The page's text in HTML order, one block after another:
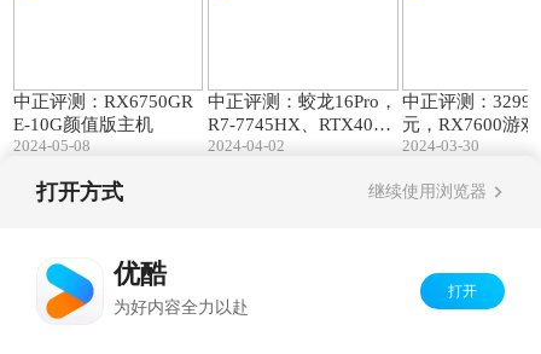
中正评测：RX6750GR
E-10G颜值版主机
2024-05-08
中正评测：蛟龙16Pro，
R7-7745HX、RTX4070
游戏本
2024-04-02
中正评测：
元，RX7600游
2024-03-30
打开方式 继续使用浏览器
优酷
为好内容全力以赴
打开